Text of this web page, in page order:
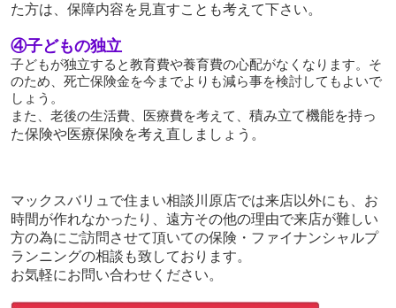
た方は、保障内容を見直すことも考えて下さい。
④子どもの独立
子どもが独立すると教育費や養育費の心配がなくなります。そ
のため、死亡保険金を今までよりも減ら事を検討してもよいで
しょう。
また、老後の生活費、医療費を考えて、 積み立て機能を持っ
た保険や医療保険を考え直しましょう。
マックスバリュで住まい相談川原店では来店以外にも、お
時間が作れなかったり、遠方その他の理由で来店が難しい
方の為にご訪問させて頂いての保険・ファイナンシャルプ
ランニングの相談も致しております。
お気軽にお問い合わせください。